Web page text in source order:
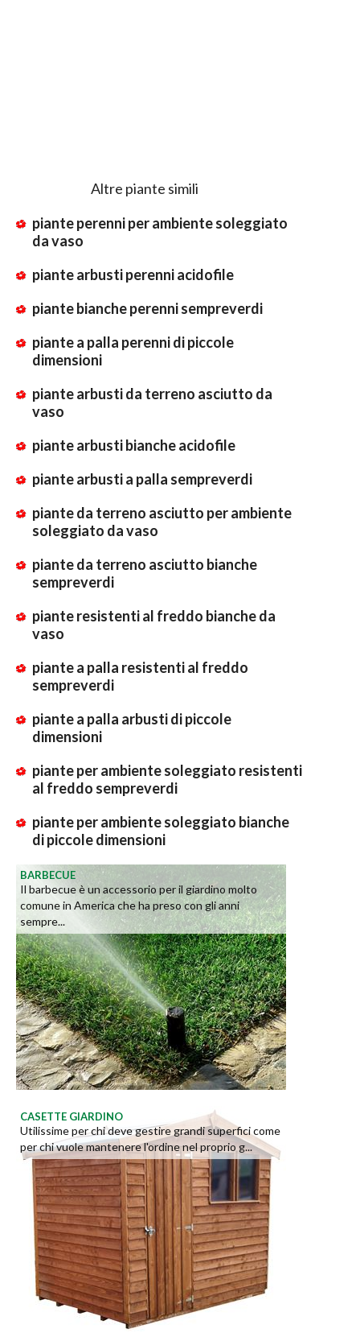
Altre piante simili
piante perenni per ambiente soleggiato
da vaso
piante arbusti perenni acidofile
piante bianche perenni sempreverdi
piante a palla perenni di piccole
dimensioni
piante arbusti da terreno asciutto da
vaso
piante arbusti bianche acidofile
piante arbusti a palla sempreverdi
piante da terreno asciutto per ambiente
soleggiato da vaso
piante da terreno asciutto bianche
sempreverdi
piante resistenti al freddo bianche da
vaso
piante a palla resistenti al freddo
sempreverdi
piante a palla arbusti di piccole
dimensioni
piante per ambiente soleggiato resistenti
al freddo sempreverdi
piante per ambiente soleggiato bianche
di piccole dimensioni
BARBECUE
Il barbecue è un accessorio per il giardino molto
comune in America che ha preso con gli anni
sempre...
CASETTE GIARDINO
Utilissime per chi deve gestire grandi superfici come
per chi vuole mantenere l'ordine nel proprio g...